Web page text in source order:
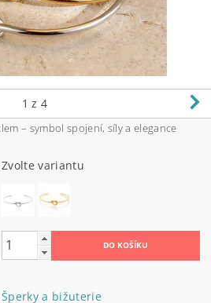
1 z 4
– symbol spojení, síly a elegance
Zvolte variantu
Šperky a bižuterie